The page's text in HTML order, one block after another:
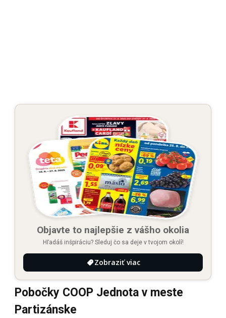
Objavte to najlepšie z vášho okolia
Hľadáš inšpiráciu? Sleduj čo sa deje v tvojom okolí!
Zobraziť viac
Pobočky COOP Jednota v meste
Partizánske